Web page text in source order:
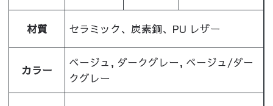
材質 セラミック、炭素鋼、PU レザー
カラー
ベージュ, ダークグレー, ベージュ/ダー
クグレー